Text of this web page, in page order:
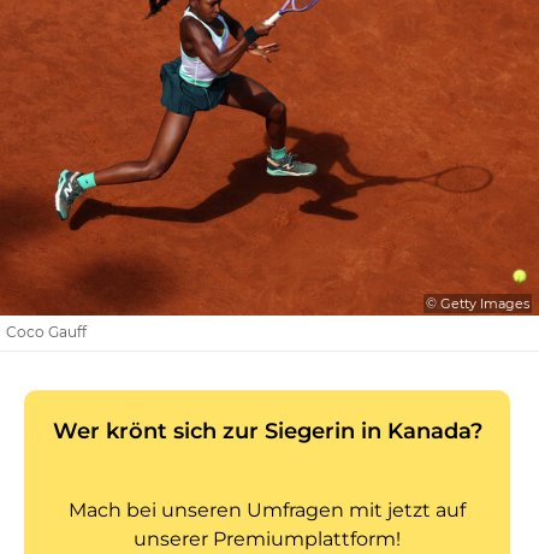
© Getty Images
Coco Gauff